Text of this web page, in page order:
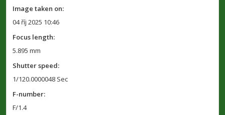
Image taken on:
04 říj 2025 10:46
Focus length:
5.895 mm
Shutter speed:
1/120.0000048 Sec
F-number:
F/1.4